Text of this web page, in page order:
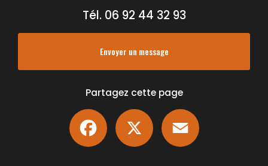
Tél. 06 92 44 32 93
Envoyer un message
Partagez cette page
Facebook